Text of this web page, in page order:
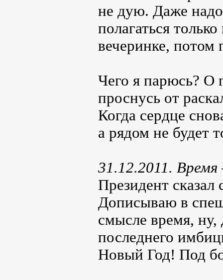
не дую. Даже
полагаться
вечеринке,
Чего я парюсь? О
проснусь от
Когда сердце
а рядом не будет
31.12.2011. Время
Президент сказал
Дописываю в
смысле время, ну,
последнего
Новый Год! Под